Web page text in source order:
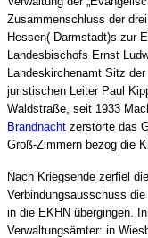
Zusammenschluss der
Hessen(-Darmstadt)s zur
Landesbischofs Ernst
Landeskirchenamt Sitz
juristischen Leiter Paul
Waldstraße, seit 1933
Brandnacht zerstörte das
Groß-Zimmern bezog die
Nach Kriegsende zerfiel
Verbindungsausschuss
in die EKHN übergingen.
Verwaltungsämter: in